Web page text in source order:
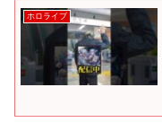
ホロライブ